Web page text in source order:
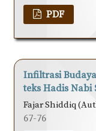
PDF
Infiltrasi
teks Hadis Nabi
Fajar Shiddiq
67-76